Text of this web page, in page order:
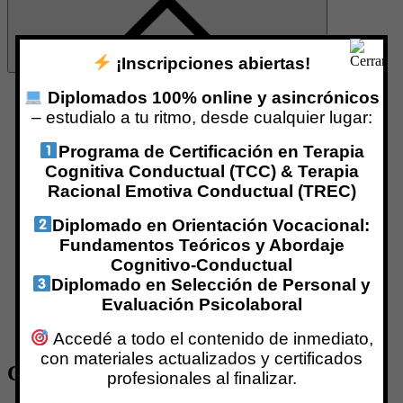
Inicio
¿Qué es Centro IPPC?
Marina Galimberti
Especializaciones con Aval Internacional
Programas de Certificación
Formación Virtual
Formaciones Vía Zoom
Formación Presencial
Grupos de Supervisión
RED INTERNACIONAL
Centro IPPC TREC
Centro CPPA
Profesionales Certificados
Clases en formato PDF y Videoclases
¡Inscripciones abiertas!
Diplomados 100% online y asincrónicos
– estudialo a tu ritmo, desde cualquier lugar:
Programa de Certificación en Terapia
Cognitiva Conductual (TCC) & Terapia
Racional Emotiva Conductual (TREC)
Diplomado en Orientación Vocacional:
Fundamentos Teóricos y Abordaje
Cognitivo-Conductual
Diplomado en Selección de Personal y
Evaluación Psicolaboral
Accedé a todo el contenido de inmediato,
con materiales actualizados y certificados
profesionales al finalizar.